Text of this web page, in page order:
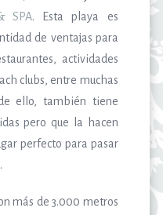
SPA. Esta playa es
de ventajas para
actividades
clubs, entre muchas
ello, también tiene
pero que la hacen
perfecto para pasar
más de 3.000 metros